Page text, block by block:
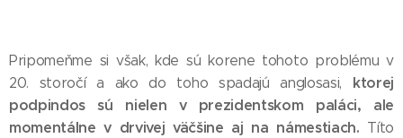
Pripomeňme si však, kde sú korene tohoto problému v
20. storočí a ako do toho spadajú anglosasi, ktorej
podpindos sú nielen v prezidentskom paláci, ale
momentálne v drvivej väčšine aj na námestiach. Títo